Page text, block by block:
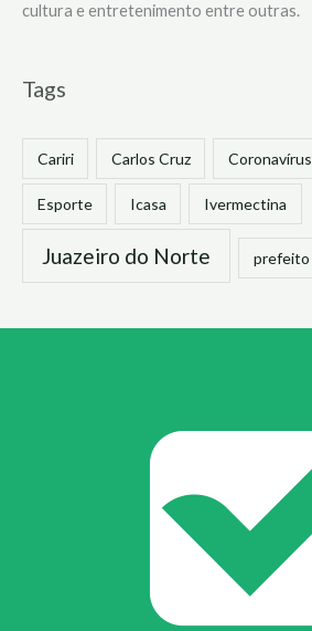
cultura e entretenimento entre outras.
Tags
Cariri Carlos Cruz Coronavírus
Esporte Icasa Ivermectina
Juazeiro do Norte prefeito